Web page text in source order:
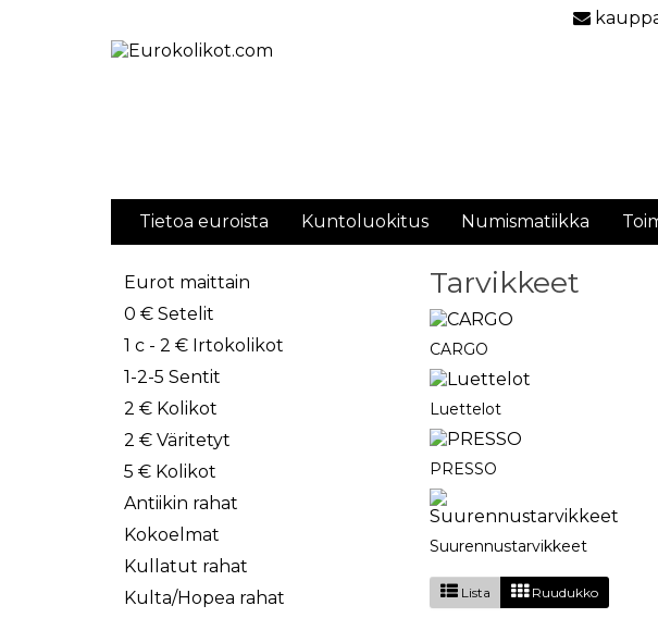
Tietoa euroista Kuntoluokitus Numismatiikka
Eurot maittain
0 € Setelit
1 c - 2 € Irtokolikot
1-2-5 Sentit
2 € Kolikot
2 € Väritetyt
5 € Kolikot
Antiikin rahat
Kokoelmat
Kullatut rahat
Kulta/Hopea rahat
Tarvikkeet
CARGO
Luettelot
PRESSO
Suurennustarvikkeet
Lista Ruudukko